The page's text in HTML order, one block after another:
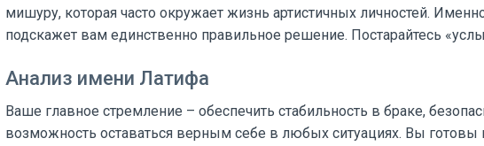
мишуру, которая часто окружает жизнь артистичных личностей.
подскажет вам единственно правильное решение. Постарайтесь
Анализ имени Латифа
Ваше главное стремление – обеспечить стабильность в браке,
возможность оставаться верным себе в любых ситуациях. Вы готовы